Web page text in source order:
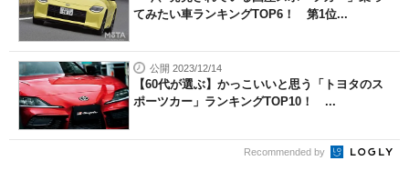
てみたい車ランキングTOP6！ 第1位...
公開 2023/12/14
【60代が選ぶ】かっこいいと思う「トヨタのス
ポーツカー」ランキングTOP10！ ...
Recommended by